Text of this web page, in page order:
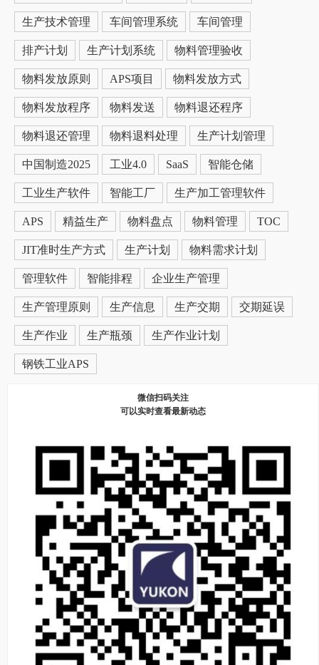
生产技术管理 车间管理系统 车间管理
排产计划 生产计划系统 物料管理验收
物料发放原则 APS项目 物料发放方式
物料发放程序 物料发送 物料退还程序
物料退还管理 物料退料处理 生产计划管理
中国制造2025 工业4.0 SaaS 智能仓储
工业生产软件 智能工厂 生产加工管理软件
APS 精益生产 物料盘点 物料管理 TOC
JIT准时生产方式 生产计划 物料需求计划
管理软件 智能排程 企业生产管理
生产管理原则 生产信息 生产交期 交期延误
生产作业 生产瓶颈 生产作业计划
钢铁工业APS
微信扫码关注
可以实时查看最新动态